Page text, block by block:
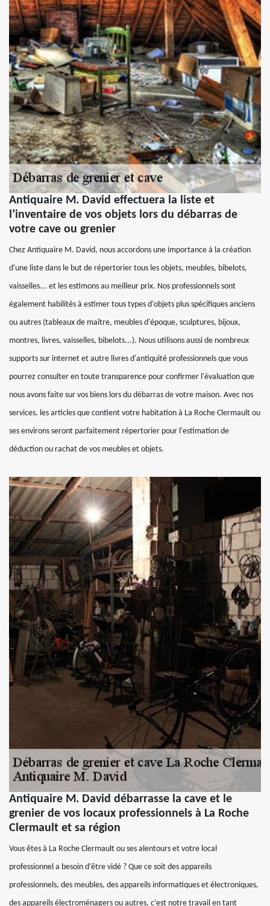
Antiquaire M. David effectuera la liste et
l’inventaire de vos objets lors du débarras de
votre cave ou grenier
Chez Antiquaire M. David, nous accordons une importance à la création
d'une liste dans le but de répertorier tous les objets, meubles, bibelots,
vaisselles... et les estimons au meilleur prix. Nos professionnels sont
également habilités à estimer tous types d'objets plus spécifiques anciens
ou autres (tableaux de maître, meubles d'époque, sculptures, bijoux,
montres, livres, vaisselles, bibelots...). Nous utilisons aussi de nombreux
supports sur internet et autre livres d'antiquité professionnels que vous
pourrez consulter en toute transparence pour confirmer l'évaluation que
nous avons faite sur vos biens lors du débarras de votre maison. Avec nos
services, les articles que contient votre habitation à La Roche Clermault ou
ses environs seront parfaitement répertorier pour l'estimation de
déduction ou rachat de vos meubles et objets.
Antiquaire M. David débarrasse la cave et le
grenier de vos locaux professionnels à La Roche
Clermault et sa région
Vous êtes à La Roche Clermault ou ses alentours et votre local
professionnel a besoin d’être vidé ? Que ce soit des appareils
professionnels, des meubles, des appareils informatiques et électroniques,
des appareils électroménagers ou autres, c’est notre travail en tant